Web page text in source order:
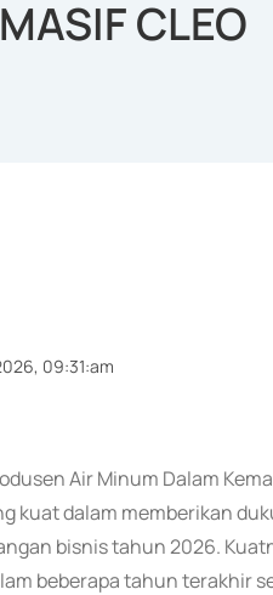
CLEO
09:31:am
Air Minum Dalam
kuat dalam memberikan
bisnis tahun 2026.
beberapa tahun terakhir